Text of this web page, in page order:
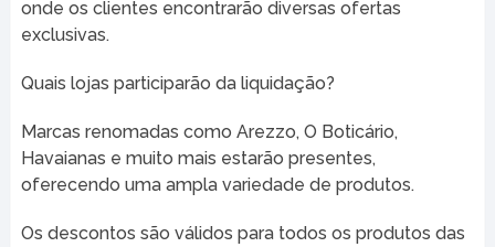
onde os clientes encontrarão diversas ofertas
exclusivas.
Quais lojas participarão da liquidação?
Marcas renomadas como Arezzo, O Boticário,
Havaianas e muito mais estarão presentes,
oferecendo uma ampla variedade de produtos.
Os descontos são válidos para todos os produtos das